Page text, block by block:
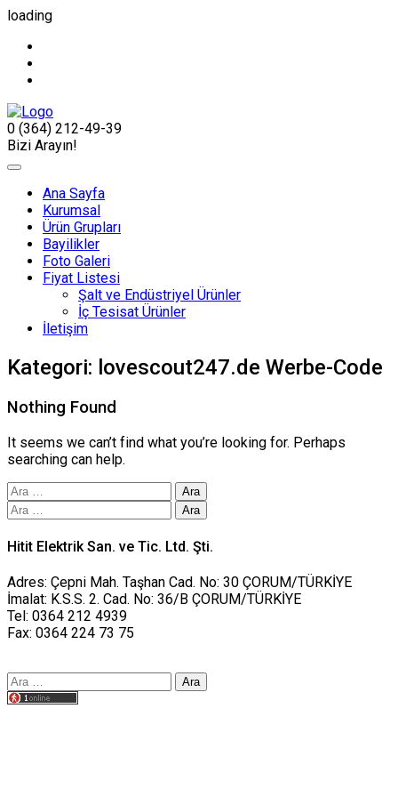
loading
0 (364) 212-49-39
Bizi Arayın!
Ana Sayfa
Kurumsal
Ürün Grupları
Bayilikler
Foto Galeri
Fiyat Listesi
Şalt ve Endüstriyel Ürünler
İç Tesisat Ürünler
İletişim
Kategori: lovescout247.de Werbe-Code
Nothing Found
It seems we can’t find what you’re looking for. Perhaps
searching can help.
Arama:
Arama:
Hitit Elektrik San. ve Tic. Ltd. Şti.
Adres: Çepni Mah. Taşhan Cad. No: 30 ÇORUM/TÜRKİYE
İmalat: K.S.S. 2. Cad. No: 36/B ÇORUM/TÜRKİYE
Tel: 0364 212 4939
Fax: 0364 224 73 75
Arama: